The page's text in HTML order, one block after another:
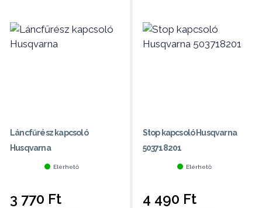
Láncfűrész kapcsoló
Husqvarna
Elérhető
3 770 Ft
Stop kapcsoló Husqvarna
503718201
Elérhető
4 490 Ft